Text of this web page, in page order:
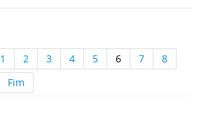
1 2 3 4 5 6 7
8
Fim